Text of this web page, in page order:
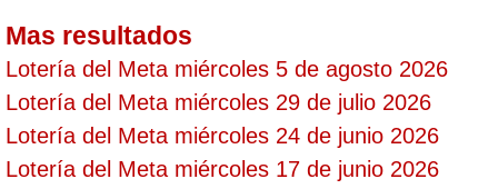
Mas resultados
Lotería del Meta miércoles 5 de agosto 2026
Lotería del Meta miércoles 29 de julio 2026
Lotería del Meta miércoles 24 de junio 2026
Lotería del Meta miércoles 17 de junio 2026